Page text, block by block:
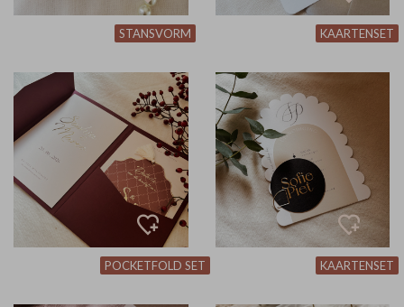
STANSVORM KAARTENSET
POCKETFOLD SET KAARTENSET